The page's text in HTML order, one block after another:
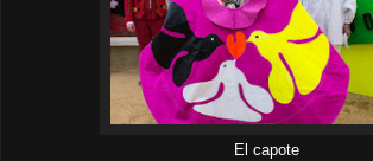
El capote